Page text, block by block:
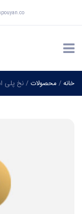
خانه/ محصولات /نخ پلی